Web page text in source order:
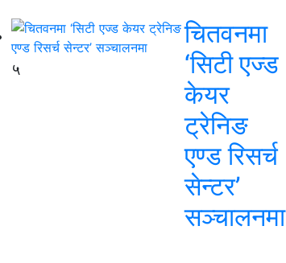
५
चितवनमा
‘सिटी एज्ड
केयर
ट्रेनिङ
एण्ड रिसर्च
सेन्टर’
सञ्चालनमा